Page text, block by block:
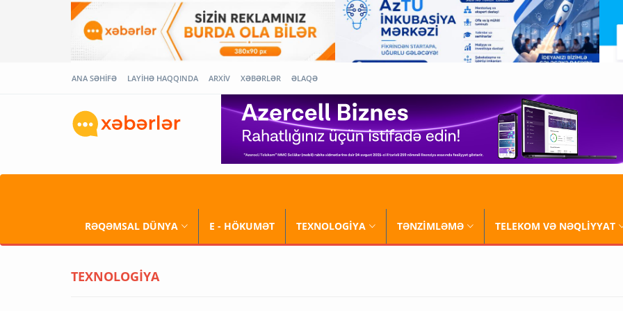
ANA SƏHİFƏ LAYİHƏ HAQQINDA ARXİV XƏBƏRLƏR ƏLAQƏ
RƏQƏMSAL DÜNYA E - HÖKUMƏT TEXNOLOGİYA TƏNZİMLƏMƏ TELEKOM VƏ NƏQLİYYAT
TEXNOLOGİYA